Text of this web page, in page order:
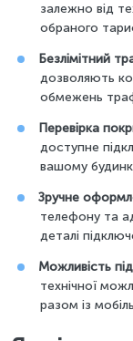
залежно від
обраного
Безлімітний
дозволяють
обмежень
Перевірка
доступне
вашому
Зручне
телефону та
деталі
Можливість
технічної
разом із